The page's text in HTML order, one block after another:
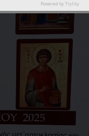
Powered byTrylity